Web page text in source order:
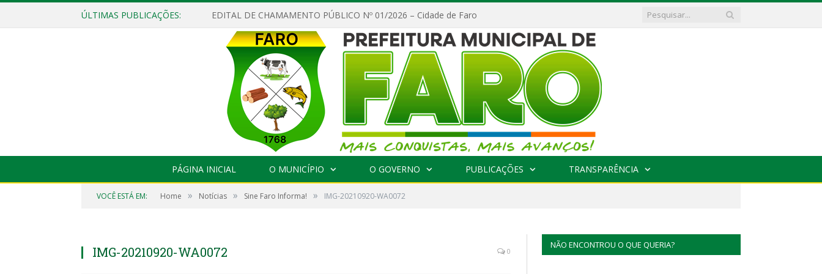
ÚLTIMAS PUBLICAÇÕES: EDITAL DE CHAMAMENTO PÚBLICO Nº 01/2026 – Cidade de Faro
PÁGINA INICIAL O MUNICÍPIO O GOVERNO PUBLICAÇÕES TRANSPARÊNCIA
VOCÊ ESTÁ EM: Home » Notícias » Sine Faro Informa! » IMG-20210920-WA0072
IMG-20210920-WA0072 0
NÃO ENCONTROU O QUE QUERIA?